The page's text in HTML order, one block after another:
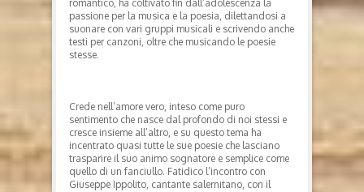
romantico, ha coltivato fin dall’adolescenza la
passione per la musica e la poesia, dilettandosi a
suonare con vari gruppi musicali e scrivendo anche
testi per canzoni, oltre che musicando le poesie
stesse.
Crede nell’amore vero, inteso come puro
sentimento che nasce dal profondo di noi stessi e
cresce insieme all’altro, e su questo tema ha
incentrato quasi tutte le sue poesie che lasciano
trasparire il suo animo sognatore e semplice come
quello di un fanciullo. Fatidico l’incontro con
Giuseppe Ippolito, cantante salernitano, con il